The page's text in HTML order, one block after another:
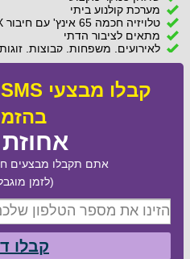
מערכת קולנוע ביתי
טלויזיה חכמה 65 אינץ' עם חיבור NETFLIX
מתאים לציבור הדתי
לאירועים, משפחות, קבוצות, זוגות.
אחוזת
אתם תקבלו מבצעים
(לזמן
קבלו